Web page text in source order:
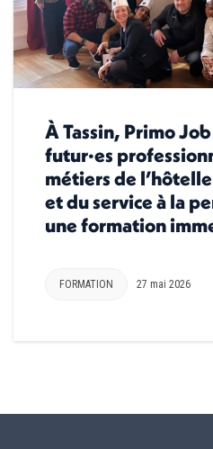
À Tassin, Primo
futur·es
métiers de
et du service à la
une formation
FORMATION 27 mai 2026